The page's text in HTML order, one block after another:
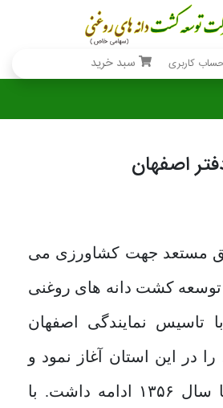
کاربری سبد خرید
اصفهان
مستعد جهت کشاورزی می
کشت دانه های روغنی
در سال ۱۳۵۱ با تاسیس نمایندگی اصفهان
در این استان آغاز نمود و
این فعالیت ها تا سال ۱۳۵۶ ادامه داشت. با